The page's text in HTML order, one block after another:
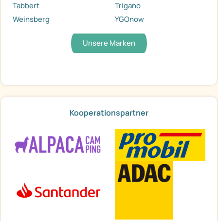
Tabbert
Trigano
Weinsberg
YGOnow
Unsere Marken
Kooperationspartner